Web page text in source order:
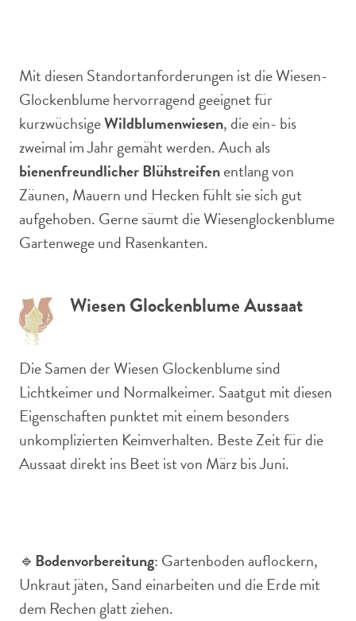
Mit diesen Standortanforderungen ist die Wiesen-
Glockenblume hervorragend geeignet für
kurzwüchsigeWildblumenwiesen, die ein- bis
zweimal im Jahr gemäht werden. Auch als
bienenfreundlicher Blühstreifenentlang von
Zäunen, Mauern und Hecken fühlt sie sich gut
aufgehoben. Gerne säumt die Wiesenglockenblume
Gartenwege und Rasenkanten.
Wiesen Glockenblume Aussaat
Die Samen der Wiesen Glockenblume sind
Lichtkeimer und Normalkeimer. Saatgut mit diesen
Eigenschaften punktet mit einem besonders
unkomplizierten Keimverhalten. Beste Zeit für die
Aussaat direkt ins Beet ist von März bis Juni.
🔹 Bodenvorbereitung: Gartenboden auflockern,
Unkraut jäten, Sand einarbeiten und die Erde mit
dem Rechen glatt ziehen.